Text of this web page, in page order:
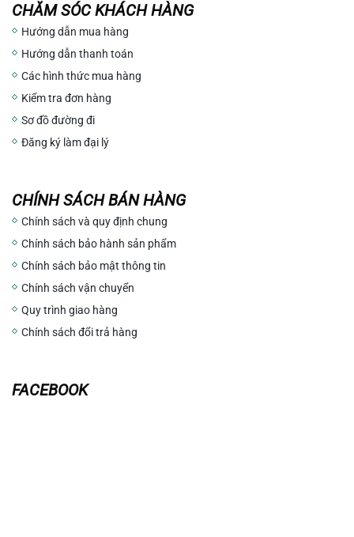
CHĂM SÓC KHÁCH HÀNG
Hướng dẫn mua hàng
Hướng dẫn thanh toán
Các hình thức mua hàng
Kiểm tra đơn hàng
Sơ đồ đường đi
Đăng ký làm đại lý
CHÍNH SÁCH BÁN HÀNG
Chính sách và quy định chung
Chính sách bảo hành sản phẩm
Chính sách bảo mật thông tin
Chính sách vận chuyển
Quy trình giao hàng
Chính sách đổi trả hàng
FACEBOOK